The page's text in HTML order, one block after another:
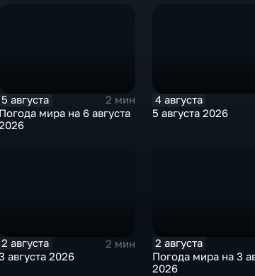
5 августа
2 мин
Погода мира на 6 августа
4 августа
5 августа 2026
2 августа
2 мин
августа 2026
2 августа
Погода мира на 3
2026